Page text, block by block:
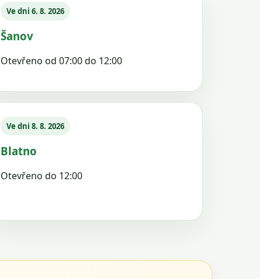
Ve dni 6. 8. 2026
Šanov
Otevřeno od 07:00 do 12:00
Ve dni 8. 8. 2026
Blatno
Otevřeno do 12:00